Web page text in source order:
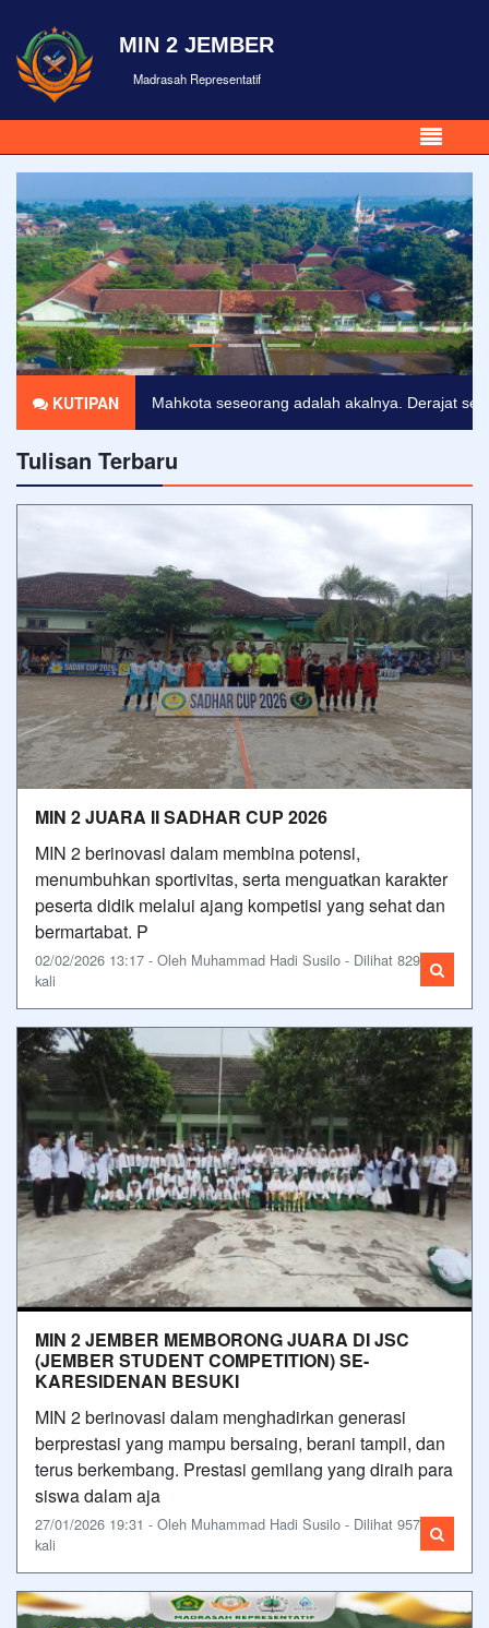
MIN 2 JEMBER
Madrasah Representatif
KUTIPANMahkota seseorang adalah akalnya. Derajat
Tulisan Terbaru
MIN 2 JUARA II SADHAR CUP 2026
MIN 2 berinovasi dalam membina potensi,
menumbuhkan sportivitas, serta menguatkan karakter
peserta didik melalui ajang kompetisi yang sehat dan
bermartabat. P
02/02/2026 13:17 - Oleh Muhammad Hadi Susilo - Dilihat 829
kali
MIN 2 JEMBER MEMBORONG JUARA DI JSC
(JEMBER STUDENT COMPETITION) SE-
KARESIDENAN BESUKI
MIN 2 berinovasi dalam menghadirkan generasi
berprestasi yang mampu bersaing, berani tampil, dan
terus berkembang. Prestasi gemilang yang diraih para
siswa dalam aja
27/01/2026 19:31 - Oleh Muhammad Hadi Susilo - Dilihat 957
kali